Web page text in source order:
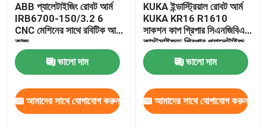
মান নিয়ন্ত্রণ
আমাদের সাথে যোগাযোগ
ব্লগ
ABB প্যালেটাইজিং রোবট আর্ম
IRB6700-150/3.2 6
CNC মেশিনের সাথে রবিটিক আর্ম
কাজ
ভালো দাম
আমাদের সাথে যোগাযোগ করুন
KUKA ইন্ডাস্ট্রিয়াল রোবট আর্ম
KUKA KR16 R1610
সাকশন কাপ গ্রিপার সিএনজিবিএস
কাস্টমাইজড গ্রিপার প্যালেটাইজ
করার জন্য
ভালো দাম
আমাদের সাথে যোগাযোগ করুন